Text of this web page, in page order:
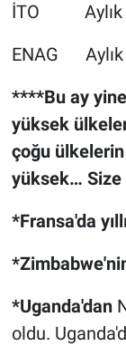
İTO Aylık %
ENAG Aylık
****Bu ay
yüksek
çoğu ülkelerin
yüksek… Size
*Fransa'da
*Uganda'dan
oldu.